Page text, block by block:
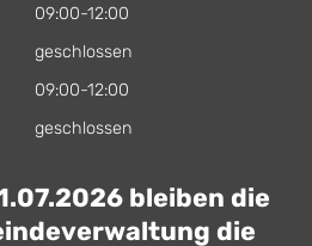
09:00-12:00
geschlossen
09:00-12:00
geschlossen
bleiben die
die